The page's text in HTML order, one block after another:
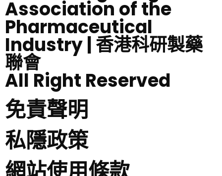
Association of the
Pharmaceutical
Industry | 香港科研製藥
聯會
All Right Reserved
免責聲明
私隱政策